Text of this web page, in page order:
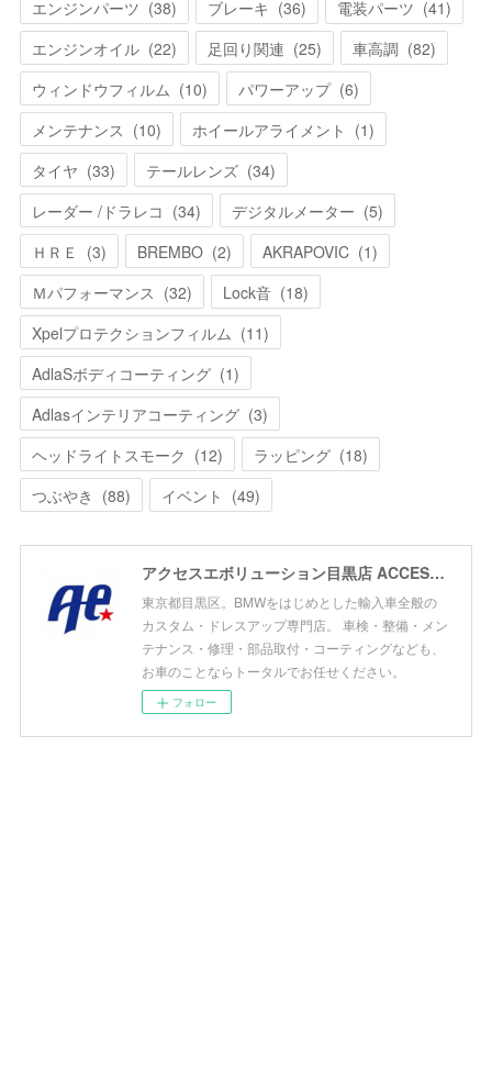
エンジンパーツ (38) ブレーキ (36) 電装パーツ (41)
エンジンオイル (22) 足回り関連 (25) 車高調 (82)
ウィンドウフィルム (10) パワーアップ (6)
メンテナンス (10) ホイールアライメント (1)
タイヤ (33) テールレンズ (34)
レーダー /ドラレコ (34) デジタルメーター (5)
ＨＲＥ
(3) BREMBO (2) AKRAPOVIC (1)
Ｍパフォーマンス (32) Lock音 (18)
Xpelプロテクションフィルム (11)
AdlaSボディコーティング (1)
Adlasインテリアコーティング (3)
ヘッドライトスモーク (12) ラッピング (18)
つぶやき (88) イベント (49)
アクセスエボリューション目黒店 ACCESS EVOLUTION MEGURO
東京都目黒区。BMWをはじめとした輸入車全般の
カスタム・ドレスアップ専門店。 車検・整備・メン
テナンス・修理・部品取付・コーティングなども、
お車のことならトータルでお任せください。
フォロー